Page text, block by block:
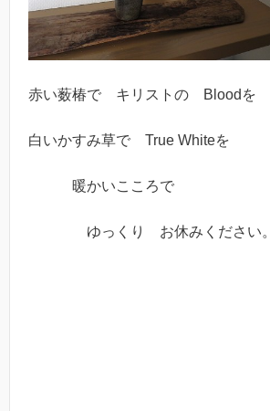
赤い薮椿で キリストの Bloodを
白いかすみ草で True Whiteを
暖かいこころで
ゆっくり お休みください。